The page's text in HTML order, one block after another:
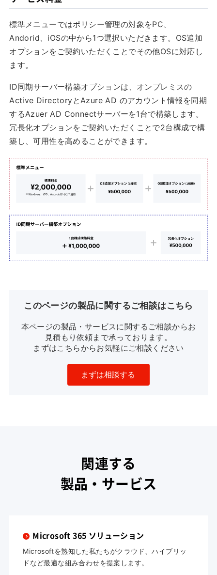
標準メニューではポリシー管理の対象をPC、
Andorid、iOSの中から1つ選択いただきます。OS追加
オプションをご契約いただくことでその他OSに対応し
ます。
ID同期サーバー構築オプションは、オンプレミスの
Active DirectoryとAzure AD のアカウント情報を同期
するAzuer AD Connectサーバーを1台で構築します。
冗長化オプションをご契約いただくことで2台構成で構
築し、可用性を高めることができます。
このページの製品に関するご相談はこちら
本ページの製品・サービスに関するご相談からお
見積もり依頼まで承っております。
まずはこちらからお気軽にご相談ください
まずは相談する
関連する
製品・サービス
Microsoft 365 ソリューション
Microsoftを熟知した私たちがクラウド、ハイブリッ
ドなど最適な組み合わせを提案します。